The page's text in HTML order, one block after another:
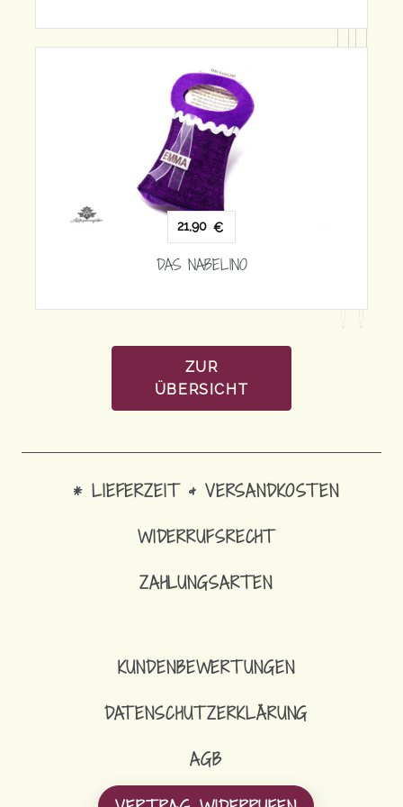
ZUR
ÜBERSICHT
* LIEFERZEIT & VERSANDKOSTEN
WIDERRUFSRECHT
ZAHLUNGSARTEN
KUNDENBEWERTUNGEN
DATENSCHUTZERKLÄRUNG
AGB